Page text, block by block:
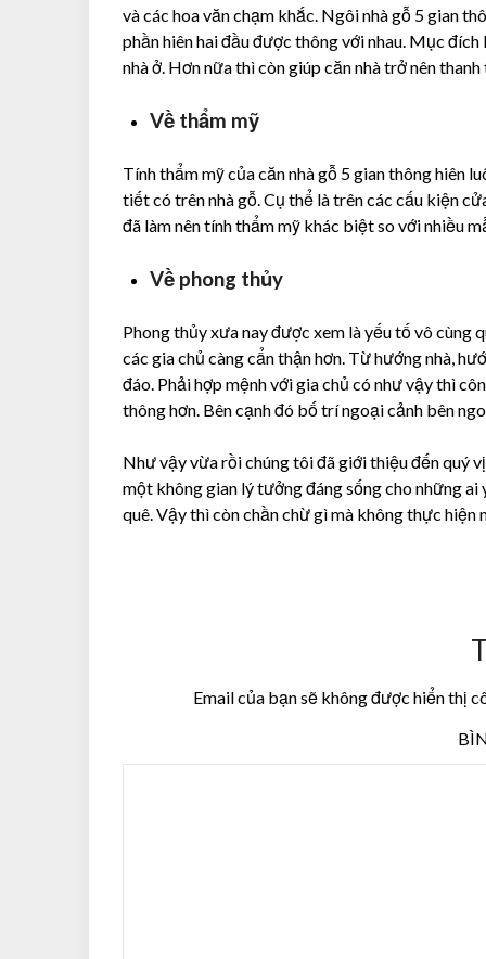
và các hoa văn chạm khắc. Ngôi nhà gỗ 5 gian
phần hiên hai đầu được thông với nhau. Mục
nhà ở. Hơn nữa thì còn giúp căn nhà trở nên
Về thẩm mỹ
Tính thẩm mỹ của căn nhà gỗ 5 gian thông hiên
tiết có trên nhà gỗ. Cụ thể là trên các cấu kiện
đã làm nên tính thẩm mỹ khác biệt so với nhiều
Về phong thủy
Phong thủy xưa nay được xem là yếu tố vô
các gia chủ càng cẩn thận hơn. Từ hướng nhà,
đáo. Phải hợp mệnh với gia chủ có như vậy thì
thông hơn. Bên cạnh đó bố trí ngoại cảnh bên
Như vậy vừa rồi chúng tôi đã giới thiệu đến quý
một không gian lý tưởng đáng sống cho những
quê. Vậy thì còn chần chừ gì mà không thực
Email của bạn sẽ không được hiển thị